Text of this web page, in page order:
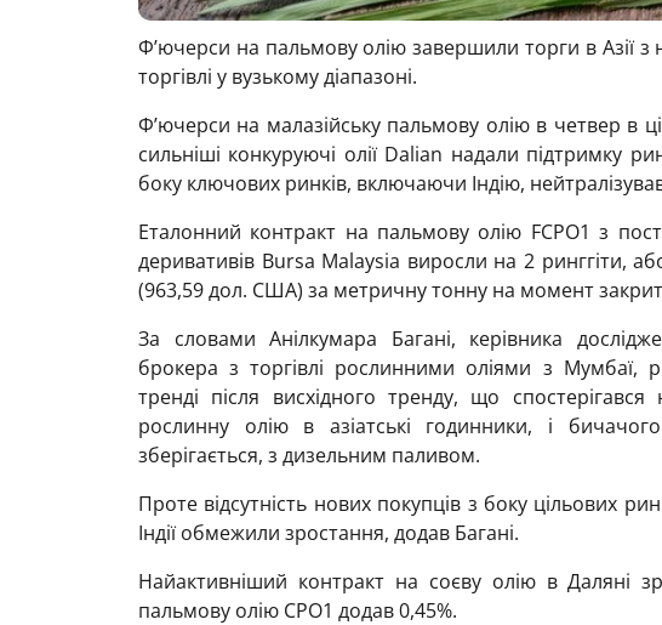
Ф’ючерси на пальмову олію завершили торги в Азії з
торгівлі у вузькому діапазоні.
Ф’ючерси на малазійську пальмову олію в четвер в
сильніші конкуруючі олії Dalian надали підтримку
боку ключових ринків, включаючи Індію,
Еталонний контракт на пальмову олію FCPO1 з
деривативів Bursa Malaysia виросли на 2 ринггіти,
(963,59 дол. США) за метричну тонну на момент
За словами Анілкумара Багані, керівника
брокера з торгівлі рослинними оліями з Мумбаї,
тренді після висхідного тренду, що
рослинну олію в азіатські годинники, і
зберігається, з дизельним паливом.
Проте відсутність нових покупців з боку цільових
Індії обмежили зростання, додав Багані.
Найактивніший контракт на соєву олію в Даляні
пальмову олію CPO1 додав 0,45%.